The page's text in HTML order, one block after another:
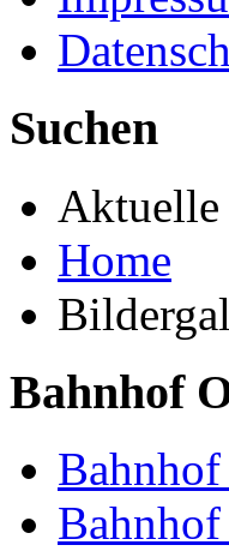
Suchen
Aktuelle
Home
Bahnhof